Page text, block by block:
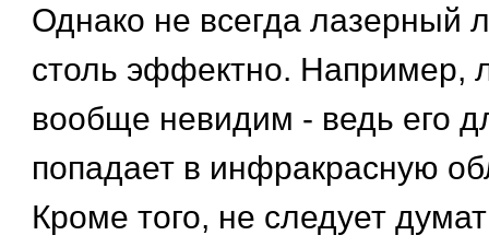
Однако не всегда лазерный
столь эффектно. Например,
вообще невидим - ведь его
попадает в инфракрасную
Кроме того, не следует